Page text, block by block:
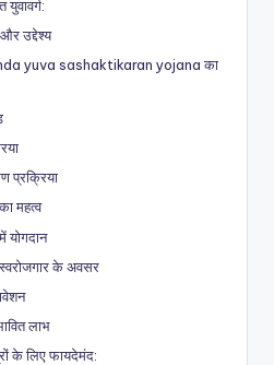
उद्देश्य
yuva sashaktikaran yojana का
प्रक्रिया
महत्व
योगदान
के अवसर
लाभ
के लिए फायदेमंद: